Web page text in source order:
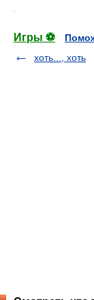
Игры ⚽
хоть..., хоть